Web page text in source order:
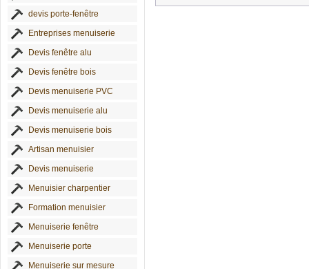
devis porte-fenêtre
Entreprises menuiserie
Devis fenêtre alu
Devis fenêtre bois
Devis menuiserie PVC
Devis menuiserie alu
Devis menuiserie bois
Artisan menuisier
Devis menuiserie
Menuisier charpentier
Formation menuisier
Menuiserie fenêtre
Menuiserie porte
Menuiserie sur mesure